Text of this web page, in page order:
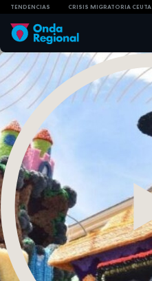
TENDENCIAS CRISIS MIGRATORIA CEUTA